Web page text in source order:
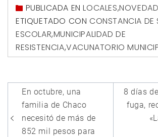
PUBLICADA ENLOCALES,
ETIQUETADO CON CONSTANCIA DE
ESCOLAR,MUNICIPALIDAD DE
RESISTENCIA,VACUNATORIO
Navegación
de
entradas
En octubre, una
familia de Chaco
necesitó de más de
852 mil pesos para
8 días
fuga,